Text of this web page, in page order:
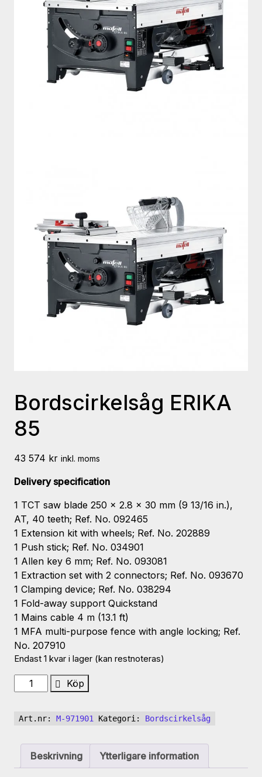
Bordscirkelsåg ERIKA
85
43 574 kr inkl. moms
Delivery specification
1 TCT saw blade 250 x 2.8 x 30 mm (9 13/16 in.),
AT, 40 teeth; Ref. No. 092465
1 Extension kit with wheels; Ref. No. 202889
1 Push stick; Ref. No. 034901
1 Allen key 6 mm; Ref. No. 093081
1 Extraction set with 2 connectors; Ref. No. 093670
1 Clamping device; Ref. No. 038294
1 Fold-away support Quickstand
1 Mains cable 4 m (13.1 ft)
1 MFA multi-purpose fence with angle locking; Ref.
No. 207910
Endast 1 kvar i lager (kan restnoteras)
Bordscirkelsåg
ERIKA
mängd
Köp
Art.nr: M-971901 Kategori: Bordscirkelsåg
Beskrivning Ytterligare information